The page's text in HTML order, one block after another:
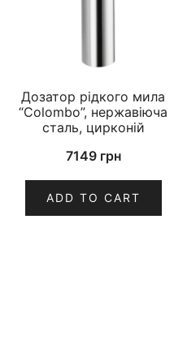
Дозатор рідкого мила
“Colombo”, нержавіюча
сталь, цирконій
7149 грн
ADD TO CART